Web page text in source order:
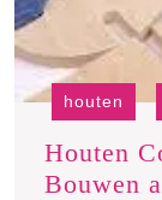
houten
Houten
Bouwen